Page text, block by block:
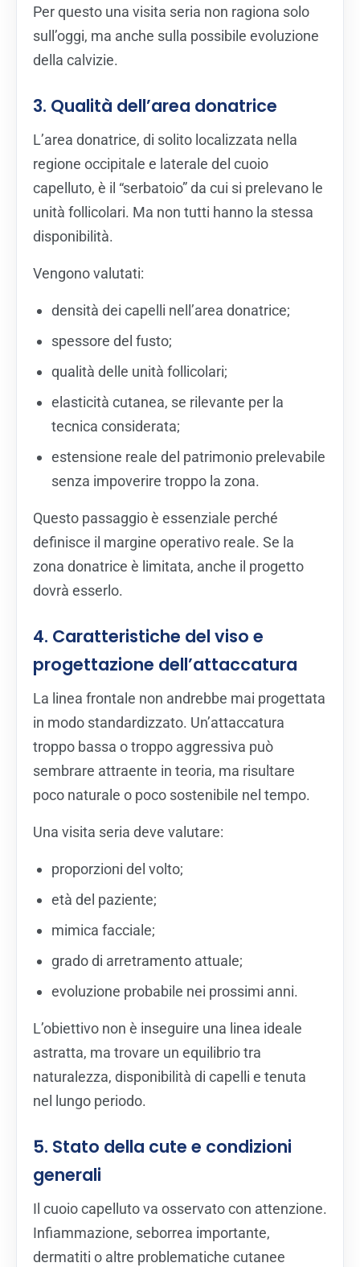
Per questo una visita seria non ragiona solo
sull’oggi, ma anche sulla possibile evoluzione
della calvizie.
3. Qualità dell’area donatrice
L’area donatrice, di solito localizzata nella
regione occipitale e laterale del cuoio
capelluto, è il “serbatoio” da cui si prelevano le
unità follicolari. Ma non tutti hanno la stessa
disponibilità.
Vengono valutati:
densità dei capelli nell’area donatrice;
spessore del fusto;
qualità delle unità follicolari;
elasticità cutanea, se rilevante per la
tecnica considerata;
estensione reale del patrimonio prelevabile
senza impoverire troppo la zona.
Questo passaggio è essenziale perché
definisce il margine operativo reale. Se la
zona donatrice è limitata, anche il progetto
dovrà esserlo.
4. Caratteristiche del viso e
progettazione dell’attaccatura
La linea frontale non andrebbe mai progettata
in modo standardizzato. Un’attaccatura
troppo bassa o troppo aggressiva può
sembrare attraente in teoria, ma risultare
poco naturale o poco sostenibile nel tempo.
Una visita seria deve valutare:
proporzioni del volto;
età del paziente;
mimica facciale;
grado di arretramento attuale;
evoluzione probabile nei prossimi anni.
L’obiettivo non è inseguire una linea ideale
astratta, ma trovare un equilibrio tra
naturalezza, disponibilità di capelli e tenuta
nel lungo periodo.
5. Stato della cute e condizioni
generali
Il cuoio capelluto va osservato con attenzione.
Infiammazione, seborrea importante,
dermatiti o altre problematiche cutanee